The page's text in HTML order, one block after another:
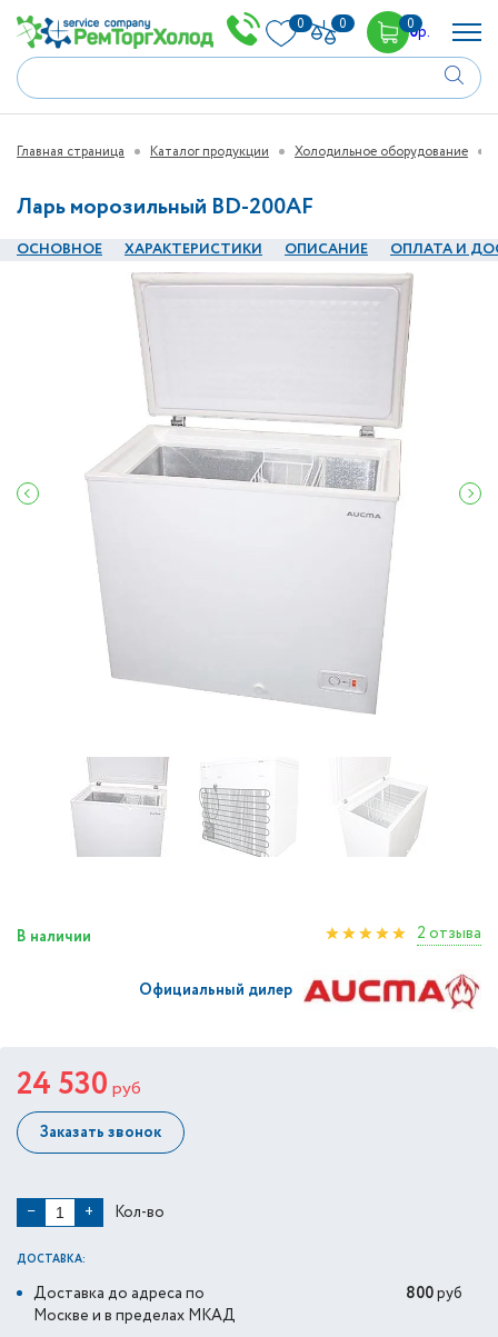
0 0 00р.
Главная страница Каталог продукции Холодильное оборудование
Ларь морозильный BD-200AF
ОСНОВНОЕ ХАРАКТЕРИСТИКИ ОПИСАНИЕ ОПЛАТА И
В наличии 2 отзыва
Официальный дилер
24 530 руб
Заказать звонок
− + Кол-во
ДОСТАВКА:
Доставка до адреса по
Москве и в пределах МКАД
800руб